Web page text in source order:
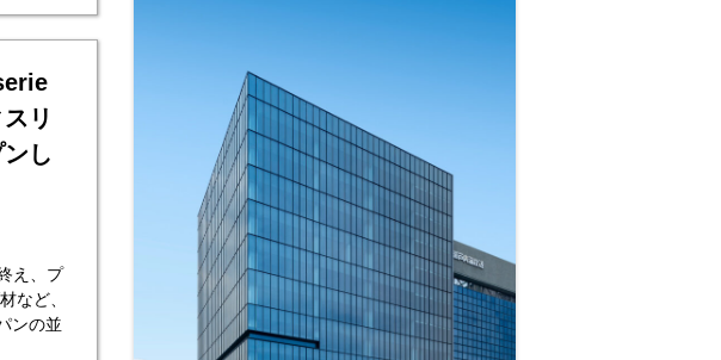
リ
し
え、プ
など、
ンの並